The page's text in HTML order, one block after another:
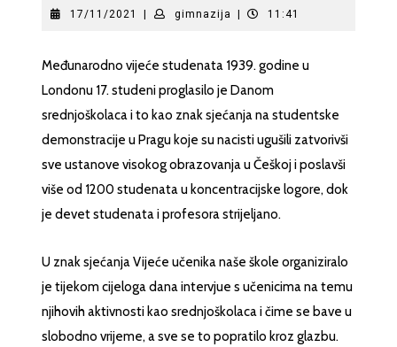
17/11/2021 17/11/2021gimnazija gimnazija
11:41
Međunarodno vijeće studenata 1939. godine u
Londonu 17. studeni proglasilo je Danom
srednjoškolaca i to kao znak sjećanja na studentske
demonstracije u Pragu koje su nacisti ugušili zatvorivši
sve ustanove visokog obrazovanja u Češkoj i poslavši
više od 1200 studenata u koncentracijske logore, dok
je devet studenata i profesora strijeljano.
U znak sjećanja Vijeće učenika naše škole organiziralo
je tijekom cijeloga dana intervjue s učenicima na temu
njihovih aktivnosti kao srednjoškolaca i čime se bave u
slobodno vrijeme, a sve se to popratilo kroz glazbu.